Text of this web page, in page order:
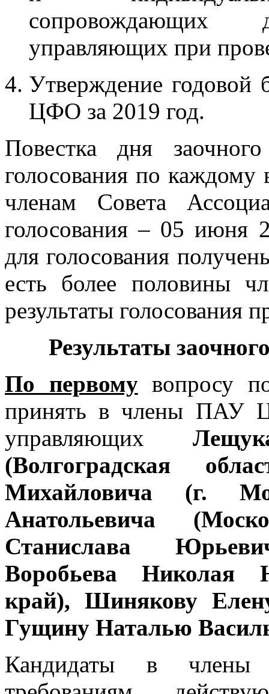
сопровождающих
управляющих при
Утверждение годовой
ЦФО за 2019 год.
Повестка дня
голосования по каждому
членам Совета
голосования – 05 июня
для голосования
есть более половины
результаты голосования
Результаты
По первому вопросу
принять в члены ПАУ
управляющих
(Волгоградская
Михайловича (г.
Анатольевича
Станислава
Воробьева Николая
край), Шинякову
Гущину Наталью
Кандидаты в